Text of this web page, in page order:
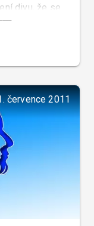
divu, že se
Pohlreicha
nejsou
vlohy,
července 2011